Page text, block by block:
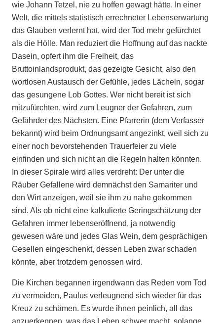
wie Johann Tetzel, nie zu hoffen gewagt hätte. In einer
Welt, die mittels statistisch errechneter Lebenserwartung
das Glauben verlernt hat, wird der Tod mehr gefürchtet
als die Hölle. Man reduziert die Hoffnung auf das nackte
Dasein, opfert ihm die Freiheit, das
Bruttoinlandsprodukt, das gezeigte Gesicht, also den
wortlosen Austausch der Gefühle, jedes Lächeln, sogar
das gesungene Lob Gottes. Wer nicht bereit ist sich
mitzufürchten, wird zum Leugner der Gefahren, zum
Gefährder des Nächsten. Eine Pfarrerin (dem Verfasser
bekannt) wird beim Ordnungsamt angezinkt, weil sich zu
einer noch bevorstehenden Trauerfeier zu viele
einfinden und sich nicht an die Regeln halten könnten.
In dieser Spirale wird alles verdreht: Der unter die
Räuber Gefallene wird demnächst den Samariter und
den Wirt anzeigen, weil sie ihm zu nahe gekommen
sind. Als ob nicht eine kalkulierte Geringschätzung der
Gefahren immer lebenseröffnend, ja notwendig
gewesen wäre und jedes Glas Wein, dem gesprächigen
Gesellen eingeschenkt, dessen Leben zwar schaden
könnte, aber trotzdem genossen wird.
Die Kirchen begannen irgendwann das Reden vom Tod
zu vermeiden, Paulus verleugnend sich wieder für das
Kreuz zu schämen. Es wurde ihnen peinlich, all das
anzuerkennen, was das Leben schwer macht, solange